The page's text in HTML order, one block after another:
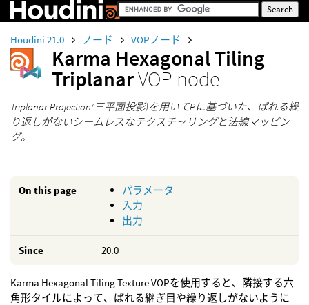
Houdini 21.0 ノード VOPノード
Karma Hexagonal Tiling
TriplanarVOP node
Triplanar Projection(三平面投影)を用いてPに基づいた、ばれる繰
り返しがないシームレスなテクスチャリングと法線マッピン
グ。
On this page
パラメータ
入力
出力
Since 20.0
Karma Hexagonal Tiling Texture VOPを使用すると、隣接する六
角形タイルによって、ばれる継ぎ目や繰り返しがないように